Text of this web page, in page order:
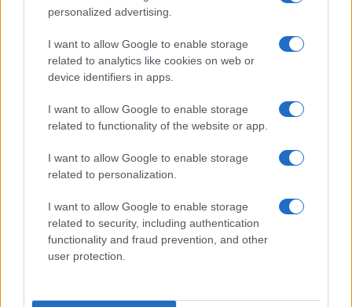
personalized advertising.
I want to allow Google to enable storage
related to analytics like cookies on web or
device identifiers in apps.
I want to allow Google to enable storage
related to functionality of the website or app.
I want to allow Google to enable storage
related to personalization.
I want to allow Google to enable storage
related to security, including authentication
functionality and fraud prevention, and other
user protection.
Trofeo Doppio Malto: guida completa per seguire
Parma-Sampdoria